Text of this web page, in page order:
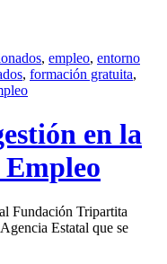
, empleo, entorno
, formación gratuita,
en la
Fundación Tripartita
Estatal que se